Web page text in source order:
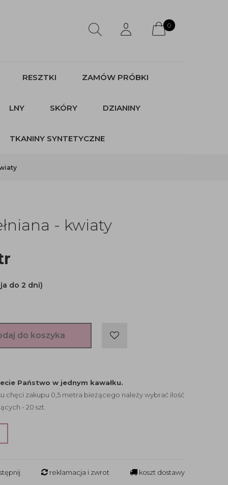
0
RESZTKI ZAMÓW PRÓBKI
LNY SKÓRY DZIANINY
TKANINY SYNTETYCZNE
- kwiaty
do 2 dni)
do koszyka
Państwo w jednym kawałku.
chęci zakupu 0,5 metra bieżącego należy wybrać ilość
- 20 szt.
reklamacja i zwrot koszt dostawy